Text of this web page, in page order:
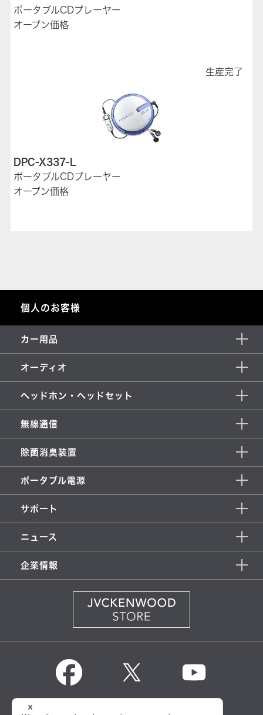
ポータブルCDプレーヤー
オープン価格
生産完了
DPC-X337-L
ポータブルCDプレーヤー
オープン価格
個人のお客様
カー用品
オーディオ
ヘッドホン・ヘッドセット
無線通信
除菌消臭装置
ポータブル電源
サポート
ニュース
企業情報
KENWOOD Global